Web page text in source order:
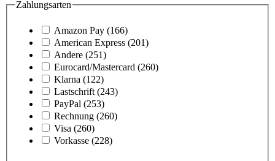
Zahlungsarten
Amazon Pay (166)
American Express (201)
Andere (251)
Eurocard/Mastercard (260)
Klarna (122)
Lastschrift (243)
PayPal (253)
Rechnung (260)
Visa (260)
Vorkasse (228)